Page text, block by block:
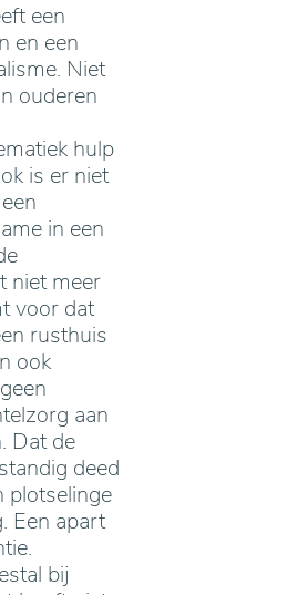
een
en een
Niet
ouderen
hulp
is er niet
in een
niet meer
voor dat
rusthuis
ook
aan
Dat de
deed
plotselinge
Een apart
bij